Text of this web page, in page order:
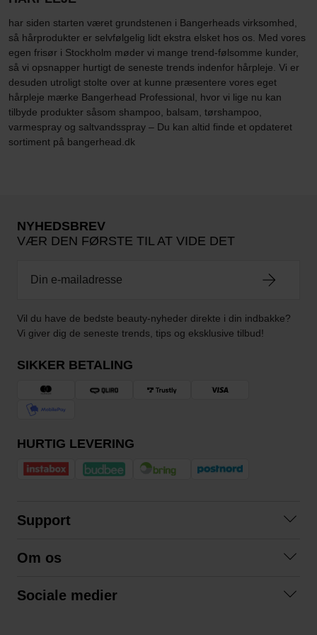
har siden starten været grundstenen i Bangerheads virksomhed,
så hårprodukter er selvfølgelig lidt ekstra elsket hos os. Med vores
egen frisør i Stockholm møder vi mange trend-følsomme kunder,
så vi opsnapper hurtigt de seneste trends indenfor hårpleje. Vi er
desuden utroligt stolte over at kunne præsentere vores eget
hårpleje mærke Bangerhead Professional, hvor vi lige nu kan
tilbyde produkter såsom shampoo, balsam, tørshampoo,
varmespray og saltvandsspray – Du kan altid finde et opdateret
sortiment på bangerhead.dk
NYHEDSBREV
VÆR DEN FØRSTE TIL AT VIDE DET
Vil du have de bedste beauty-nyheder direkte i din indbakke?
Vi giver dig de seneste trends, tips og eksklusive tilbud!
SIKKER BETALING
HURTIG LEVERING
Support
Betingelser
Om os
Sociale medier